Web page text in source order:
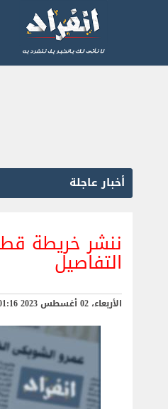
أخبار عاجلة
ننشر خريطة
التفاصيل
الأربعاء، 02 أغسطس 2023 01:16 ص